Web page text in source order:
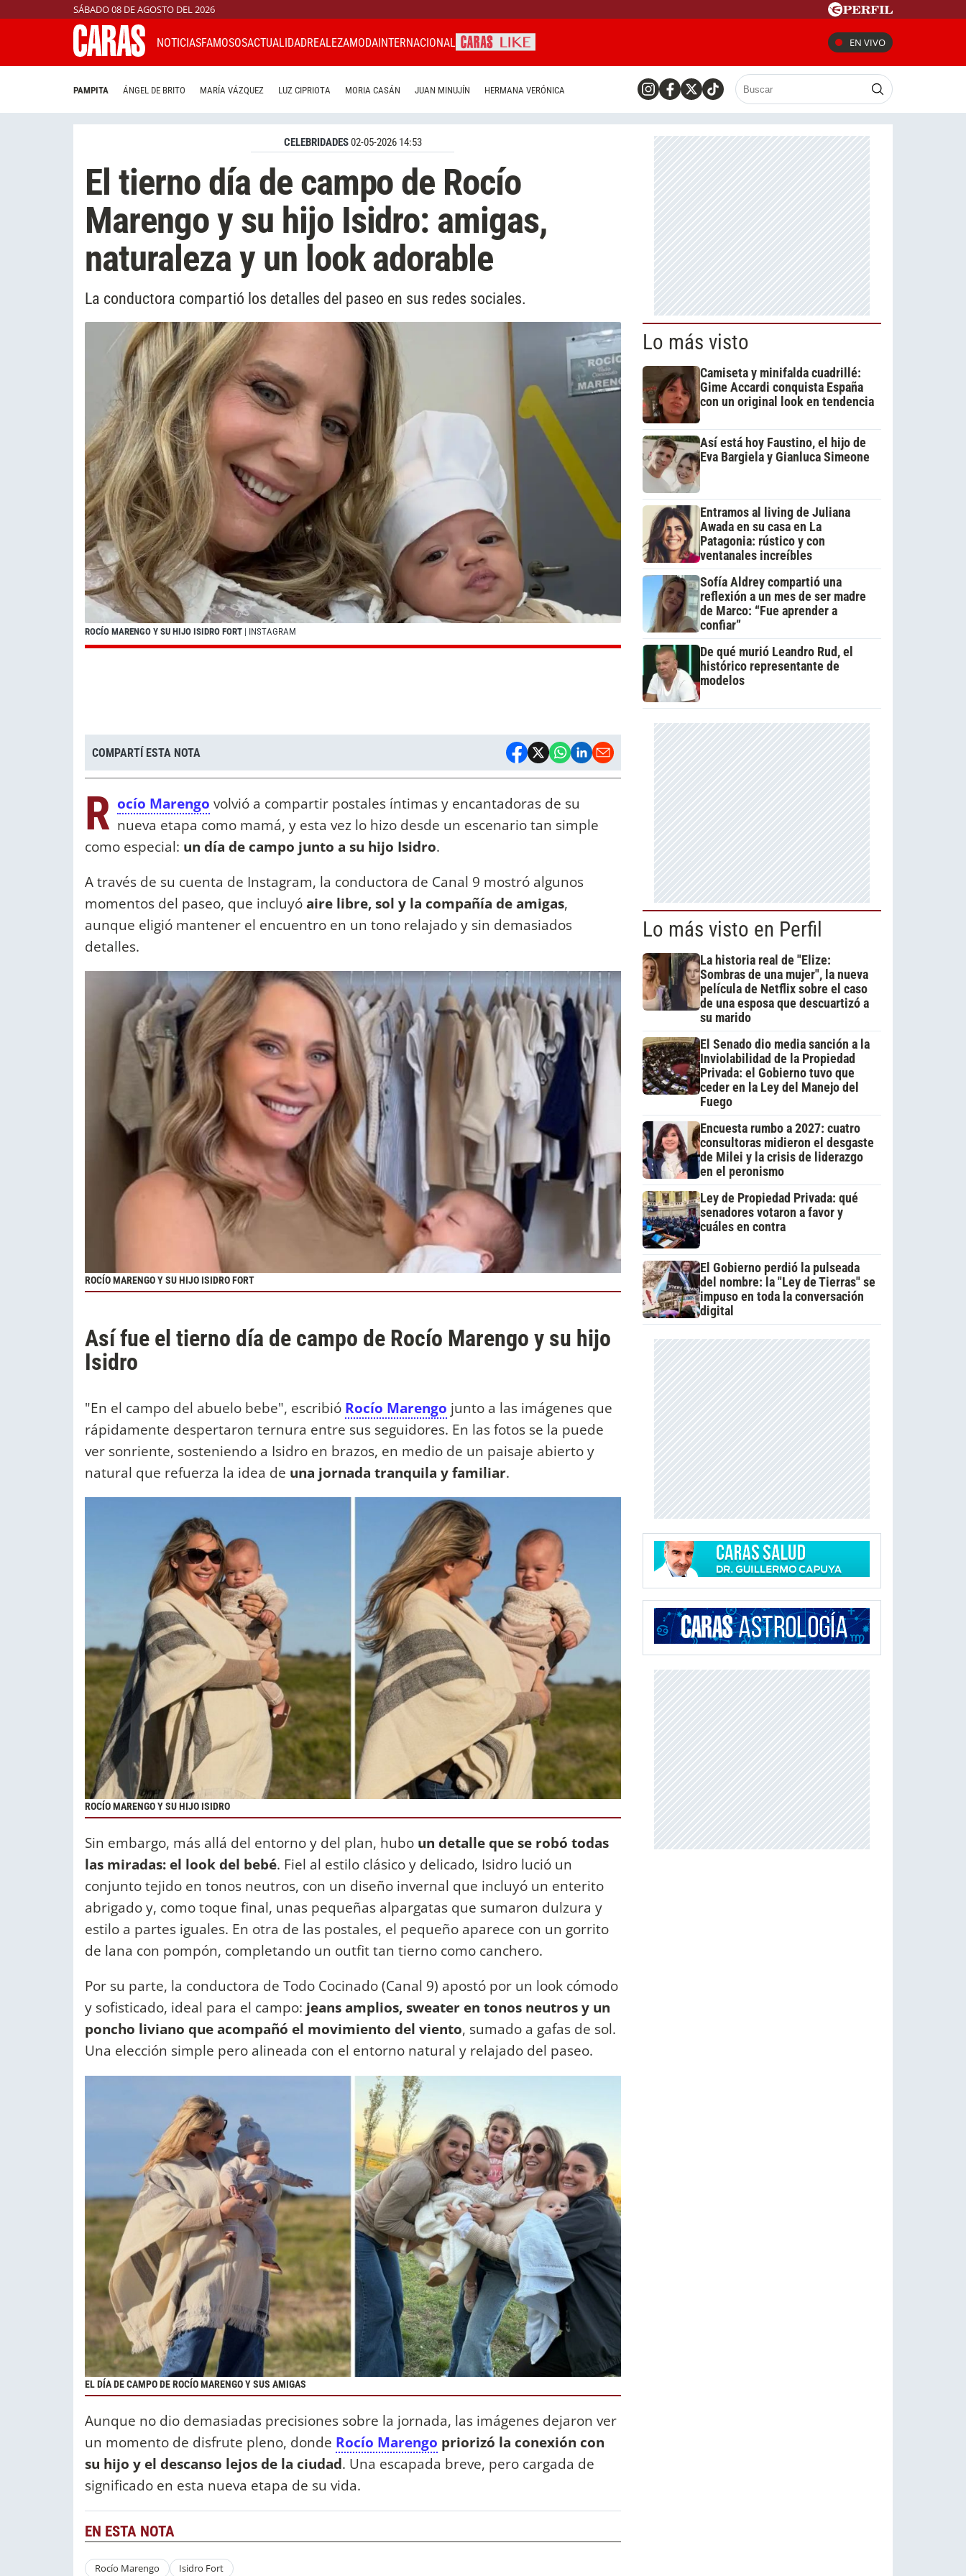
SÁBADO 08 DE AGOSTO DEL 2026
NOTICIASFAMOSOSACTUALIDADREALEZAMODAINTERNACIONAL EN VIVO
PAMPITA ÁNGEL DE BRITO MARÍA VÁZQUEZ LUZ CIPRIOTA MORIA CASÁN JUAN MINUJÍN HERMANA VERÓNICA
CELEBRIDADES02-05-2026 14:53
El tierno día de campo de Rocío
Marengo y su hijo Isidro: amigas,
naturaleza y un look adorable
La conductora compartió los detalles del paseo en sus redes sociales.
ROCÍO MARENGO Y SU HIJO ISIDRO FORT | INSTAGRAM
COMPARTÍ ESTA NOTA
R ocío Marengo volvió a compartir postales íntimas y encantadoras de su
nueva etapa como mamá, y esta vez lo hizo desde un escenario tan simple
como especial: un día de campo junto a su hijo Isidro.
A través de su cuenta de Instagram, la conductora de Canal 9 mostró algunos
momentos del paseo, que incluyóaire libre, sol y la compañía de amigas,
aunque eligió mantener el encuentro en un tono relajado y sin demasiados
detalles.
ROCÍO MARENGO Y SU HIJO ISIDRO FORT
Así fue el tierno día de campo de Rocío Marengo y su hijo
Isidro
"En el campo del abuelo bebe", escribió Rocío Marengo junto a las imágenes que
rápidamente despertaron ternura entre sus seguidores. En las fotos se la puede
ver sonriente, sosteniendo a Isidro en brazos, en medio de un paisaje abierto y
natural que refuerza la idea de una jornada tranquila y familiar.
ROCÍO MARENGO Y SU HIJO ISIDRO
Sin embargo, más allá del entorno y del plan, hubo un detalle que se robó todas
las miradas: el look del bebé. Fiel al estilo clásico y delicado, Isidro lució un
conjunto tejido en tonos neutros, con un diseño invernal que incluyó un enterito
abrigado y, como toque final, unas pequeñas alpargatas que sumaron dulzura y
estilo a partes iguales. En otra de las postales, el pequeño aparece con un gorrito
de lana con pompón, completando un outfit tan tierno como canchero.
Por su parte, la conductora de Todo Cocinado (Canal 9) apostó por un look cómodo
y sofisticado, ideal para el campo: jeans amplios, sweater en tonos neutros y un
poncho liviano que acompañó el movimiento del viento, sumado a gafas de sol.
Una elección simple pero alineada con el entorno natural y relajado del paseo.
EL DÍA DE CAMPO DE ROCÍO MARENGO Y SUS AMIGAS
Aunque no dio demasiadas precisiones sobre la jornada, las imágenes dejaron ver
un momento de disfrute pleno, donde Rocío Marengo priorizó la conexión con
su hijo y el descanso lejos de la ciudad. Una escapada breve, pero cargada de
significado en esta nueva etapa de su vida.
EN ESTA NOTA
Rocío Marengo Isidro Fort
Lo más visto
Camiseta y minifalda cuadrillé:
Gime Accardi conquista España
con un original look en tendencia
Así está hoy Faustino, el hijo de
Eva Bargiela y Gianluca Simeone
Entramos al living de Juliana
Awada en su casa en La
Patagonia: rústico y con
ventanales increíbles
Sofía Aldrey compartió una
reflexión a un mes de ser madre
de Marco: “Fue aprender a
confiar”
De qué murió Leandro Rud, el
histórico representante de
modelos
Lo más visto en Perfil
La historia real de "Elize:
Sombras de una mujer", la nueva
película de Netflix sobre el caso
de una esposa que descuartizó a
su marido
El Senado dio media sanción a la
Inviolabilidad de la Propiedad
Privada: el Gobierno tuvo que
ceder en la Ley del Manejo del
Fuego
Encuesta rumbo a 2027: cuatro
consultoras midieron el desgaste
de Milei y la crisis de liderazgo
en el peronismo
Ley de Propiedad Privada: qué
senadores votaron a favor y
cuáles en contra
El Gobierno perdió la pulseada
del nombre: la "Ley de Tierras" se
impuso en toda la conversación
digital